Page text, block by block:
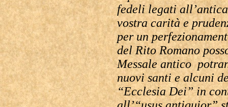
fedeli legati
vostra carità e
per un
del Rito Romano
Messale antico
nuovi santi e alcuni
“Ecclesia Dei” in